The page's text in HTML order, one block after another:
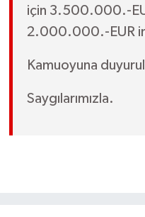
için 3.500.000.-
2.000.000.-EUR
Kamuoyuna
Saygılarımızla.